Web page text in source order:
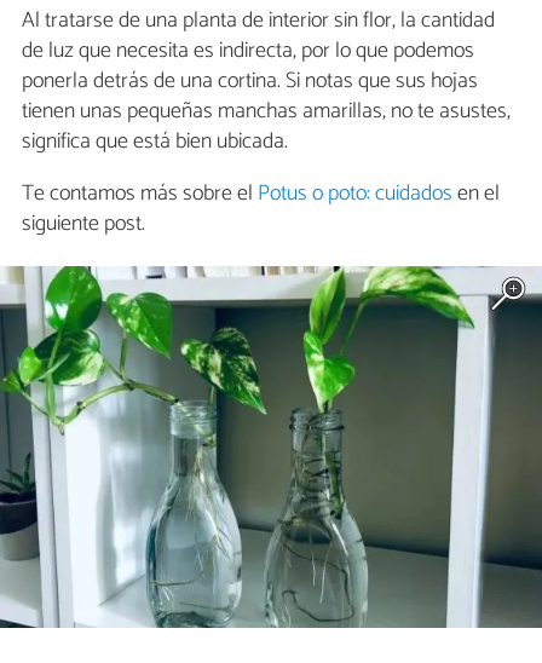
Al tratarse de una planta de interior sin flor, la cantidad
de luz que necesita es indirecta, por lo que podemos
ponerla detrás de una cortina. Si notas que sus hojas
tienen unas pequeñas manchas amarillas, no te asustes,
significa que está bien ubicada.
Te contamos más sobre el Potus o poto: cuidadosen el
siguiente post.